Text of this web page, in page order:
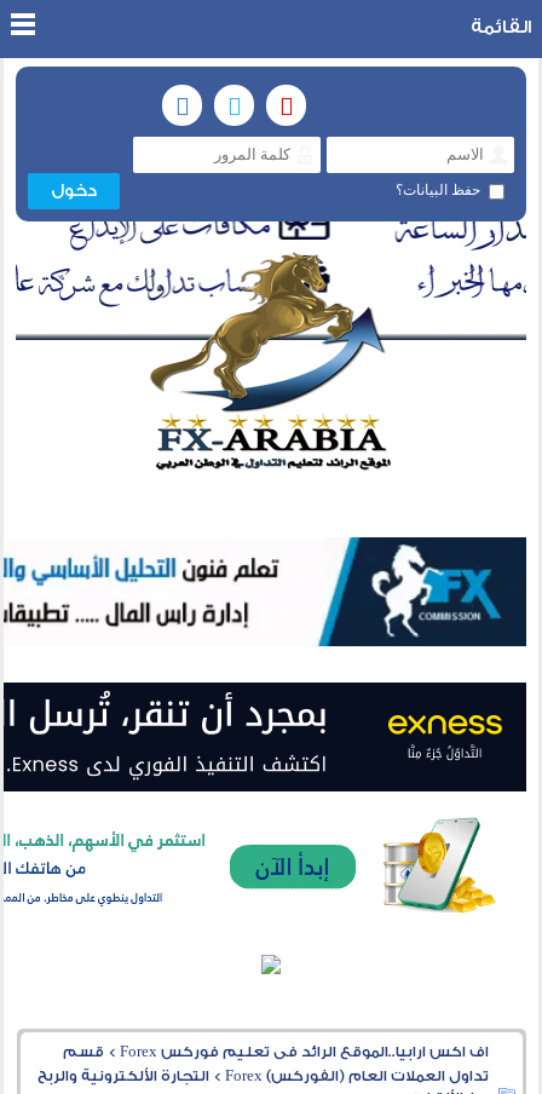
حفظ البيانات؟
القائمة
اف اكس ارابيا..الموقع الرائد فى تعليم فوركس Forex > قسم
تداول العملات العام (الفوركس) Forex
>التجارة الألكترونية والربح